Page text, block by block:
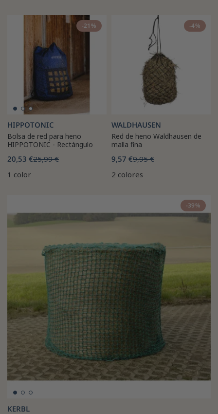
-21%
HIPPOTONIC
Bolsa de red para heno
HIPPOTONIC - Rectángulo
20,53 €25,99 €
1 color
-4%
WALDHAUSEN
Red de heno Waldhausen de
malla fina
9,57 €9,95 €
2 colores
-39%
KERBL